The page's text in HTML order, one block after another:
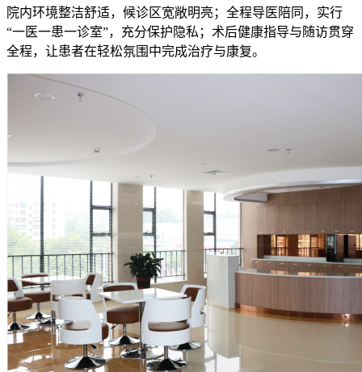
院内环境整洁舒适，候诊区宽敞明亮；全程导医陪同，实行
“一医一患一诊室”，充分保护隐私；术后健康指导与随访贯穿
全程，让患者在轻松氛围中完成治疗与康复。